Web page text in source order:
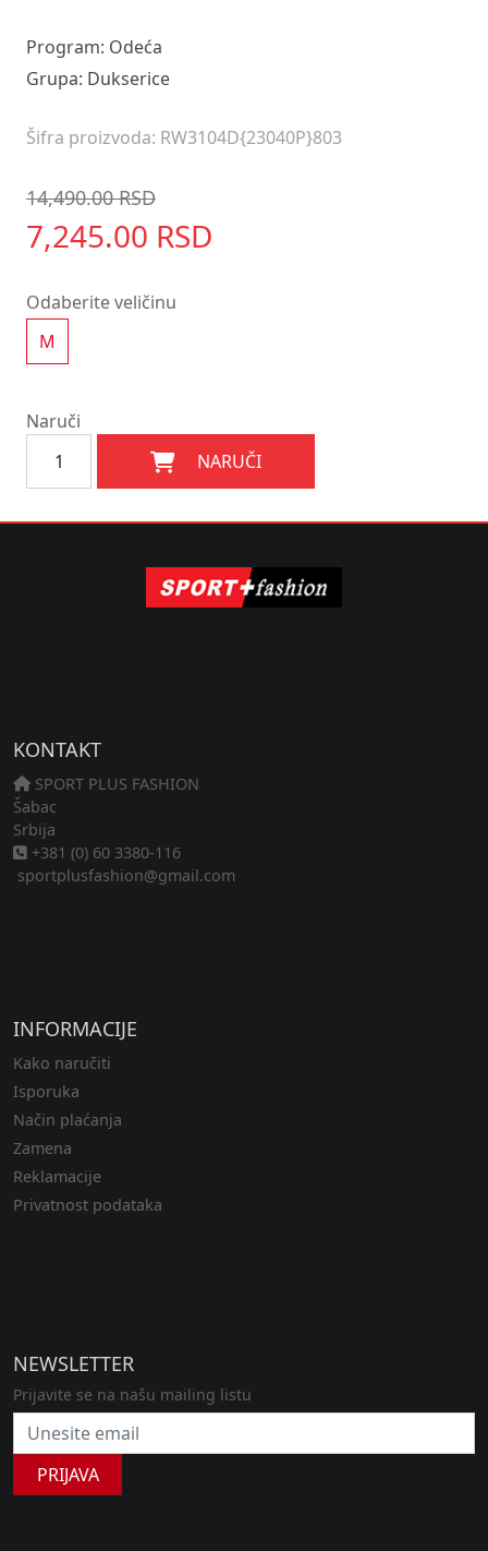
Program: Odeća
Grupa: Dukserice
Šifra proizvoda: RW3104D{23040P}803
14,490.00 RSD
7,245.00 RSD
Odaberite veličinu
M
Naruči
NARUČI
KONTAKT
SPORT PLUS FASHION
Šabac
Srbija
+381 (0) 60 3380-116
sportplusfashion@gmail.com
INFORMACIJE
Kako naručiti
Isporuka
Način plaćanja
Zamena
Reklamacije
Privatnost podataka
NEWSLETTER
Prijavite se na našu mailing listu
PRIJAVA